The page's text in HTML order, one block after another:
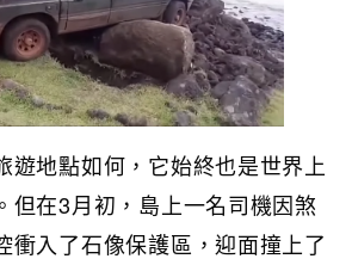
遊地點如何，它始終也是世界上
但在3月初，島上一名司機因煞
衝入了石像保護區，迎面撞上了